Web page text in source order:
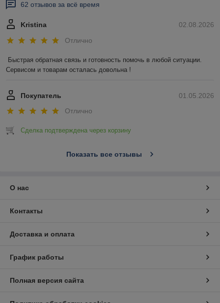
62 отзывов за всё время
02.08.2026
Kristina
Отлично
Быстрая обратная связь и готовность помочь в любой ситуации.
Сервисом и товарам осталась довольна !
01.05.2026
Покупатель
Отлично
Сделка подтверждена через корзину
Показать все отзывы
О нас
Контакты
Доставка и оплата
График работы
Полная версия сайта